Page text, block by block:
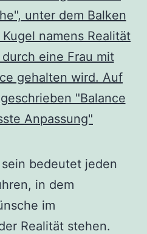
bedeutet jeden
in dem
im
Realität stehen.